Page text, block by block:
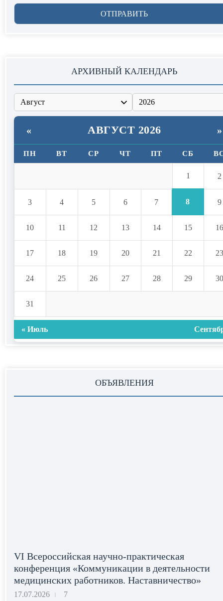
АРХИВНЫЙ КАЛЕНДАРЬ
« АВГУСТ 2026 »
ПН ВТ СР ЧТ ПТ СБ
1 2
3 4 5 6 7 8 9
10 11 12 13 14 15 16
17 18 19 20 21 22 23
24 25 26 27 28 29 30
31
« Июль
ОБЪЯВЛЕНИЯ
VI Всероссийская научно-практическая
конференция «Коммуникации в деятельности
медицинских работников. Наставничество»
17.07.2026 | 7